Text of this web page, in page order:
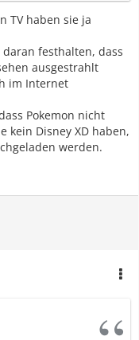
TV haben sie ja
festhalten, dass
ausgestrahlt
im Internet
Pokemon nicht
kein Disney XD haben,
werden.